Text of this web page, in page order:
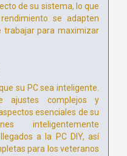
de su sistema, lo que
se adapten
para maximizar
su PC sea inteligente.
ajustes complejos y
esenciales de su
inteligentemente
a la PC DIY, así
para los veteranos